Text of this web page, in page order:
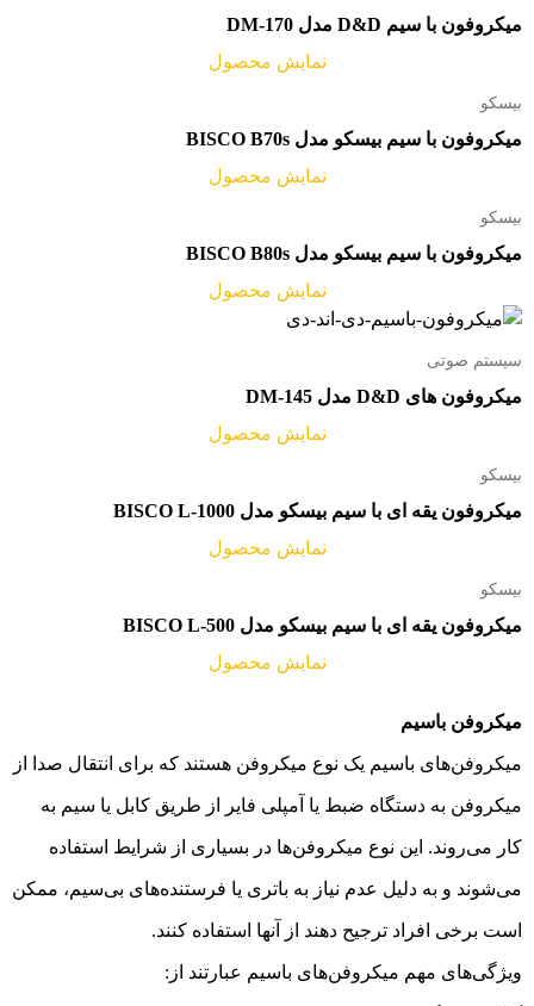
میکروفون با سیم D&D مدل DM-170
نمایش محصول
بیسکو
میکروفون با سیم بیسکو مدل BISCO B70s
نمایش محصول
بیسکو
میکروفون با سیم بیسکو مدل BISCO B80s
نمایش محصول
سیستم صوتی
میکروفون های D&D مدل DM-145
نمایش محصول
بیسکو
میکروفون یقه ای با سیم بیسکو مدل BISCO L-1000
نمایش محصول
بیسکو
میکروفون یقه ای با سیم بیسکو مدل BISCO L-500
نمایش محصول
میکروفن‌ باسیم
میکروفن‌های باسیم یک نوع میکروفن هستند که برای انتقال صدا از
میکروفن به دستگاه ضبط یا آمپلی فایر از طریق کابل یا سیم به
کار می‌روند. این نوع میکروفن‌ها در بسیاری از شرایط استفاده
می‌شوند و به دلیل عدم نیاز به باتری یا فرستنده‌های بی‌سیم، ممکن
است برخی افراد ترجیح دهند از آنها استفاده کنند.
ویژگی‌های مهم میکروفن‌های باسیم عبارتند از: